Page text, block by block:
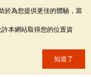
於為您提供更佳的體驗，當
本網站取得您的位置資
知道了